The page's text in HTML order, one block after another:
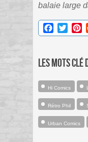
balaie large
Les mots
Hi Comics
Rétro Phil
Urban Comics